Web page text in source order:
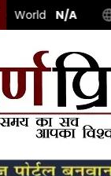
World N/A